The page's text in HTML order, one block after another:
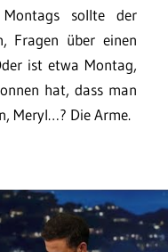
sollte der
Fragen über einen
ist etwa Montag,
hat, dass man
Meryl…? Die Arme.